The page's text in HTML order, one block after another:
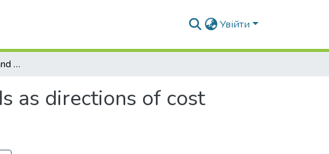
Увійти
Сlassification of costs and calculation methods as directions of cost management of companies
as directions of cost